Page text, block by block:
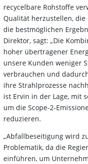
recycelbare Rohstoffe
Qualität herzustellen,
die bestmöglichen
Direktor, sagt: „Die
hoher übertragener
unsere Kunden weniger
verbrauchen und
ihre Strahlprozesse
ist Ervin in der Lage, mit
um die Scope-2-
reduzieren.
„Abfallbeseitigung wird
Problematik, da die
einführen, um